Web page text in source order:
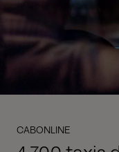
CABONLINE